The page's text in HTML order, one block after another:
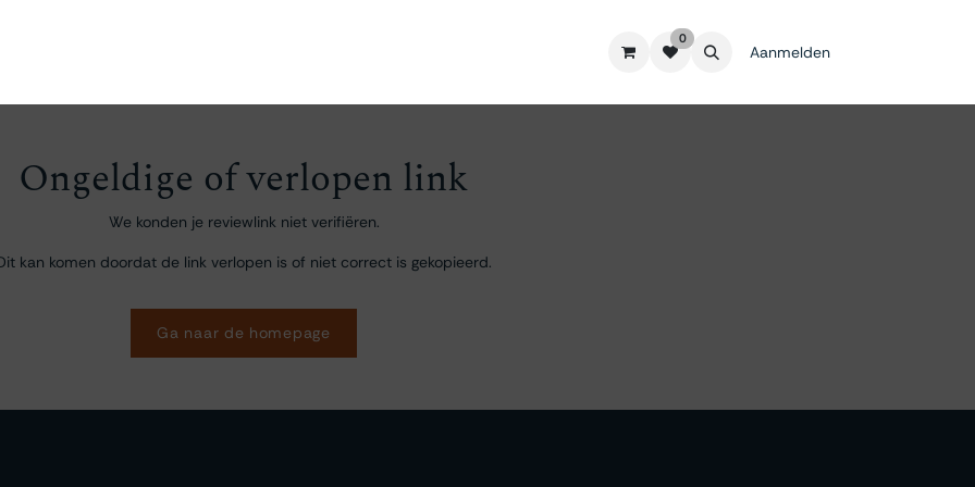
0
Aanmelden
Ongeldige of verlopen link
We konden je reviewlink niet verifiëren.
kan komen doordat de link verlopen is of niet correct is gekopieerd.
Ga naar de homepage